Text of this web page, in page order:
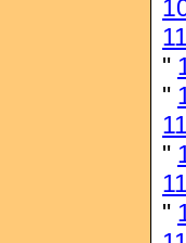
"
"
"
"